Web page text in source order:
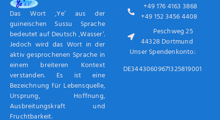
Das Wort ‚Ye‘ aus der
guineischen Sussu Sprache
bedeutet auf Deutsch ‚Wasser‘.
Jedoch wird das Wort in der
aktiv gesprochenen Sprache in
einem breiteren Kontext
verstanden. Es ist eine
Bezeichnung für Lebensquelle,
Ursprung, Hoffnung,
Ausbreitungskraft und
Fruchtbarkeit.
+49 176 4163 3868
+49 152 3456 4408
Peschweg 25
44328 Dortmund
Unser Spendenkonto:
DE34430609671325819001